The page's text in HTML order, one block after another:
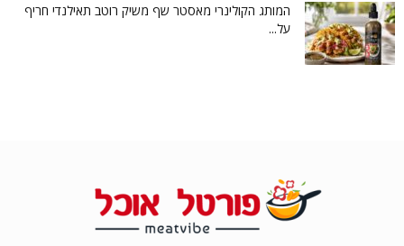
המותג הקולינרי מאסטר שף משיק רוטב תאילנדי חריף
על...